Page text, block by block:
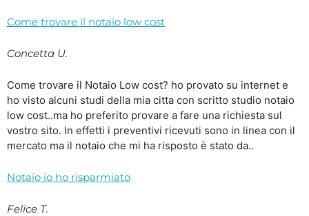
Come trovare il notaio low cost
Concetta U.
Come trovare il Notaio Low cost? ho provato su internet e
ho visto alcuni studi della mia citta con scritto studio notaio
low cost..ma ho preferito provare a fare una richiesta sul
vostro sito. In effetti i preventivi ricevuti sono in linea con il
mercato ma il notaio che mi ha risposto è stato da..
Notaio io ho risparmiato
Felice T.